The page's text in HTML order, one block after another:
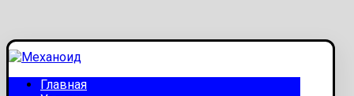
Главная